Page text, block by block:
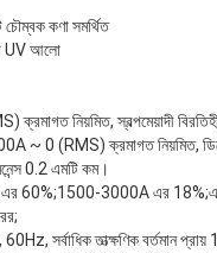
চৌম্বক কণা সমর্থিত
UV আলো
নিয়মিত, স্বল্পমেয়াদী
~ 0 (RMS) ক্রমাগত নিয়মিত,
0.2 এমটি কম।
এর 60%;1500-3000A এর
সর্বাধিক তাত্ক্ষণিক বর্তমান